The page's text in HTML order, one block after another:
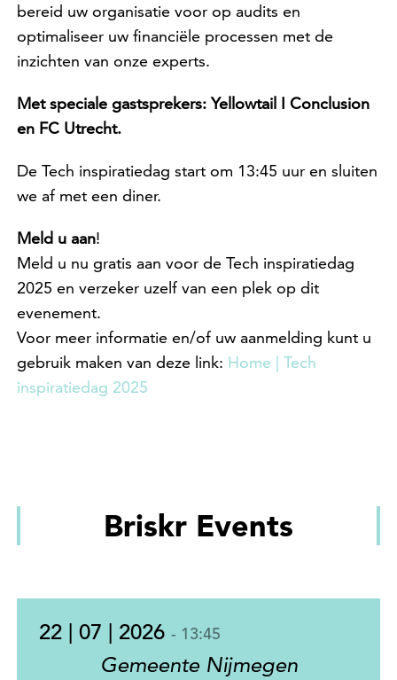
bereid uw organisatie voor op audits en
optimaliseer uw financiële processen met de
inzichten van onze experts.
Met speciale gastsprekers: Yellowtail I Conclusion
en FC Utrecht.
De Tech inspiratiedag start om 13:45 uur en sluiten
we af met een diner.
Meld u aan!
Meld u nu gratis aan voor de Tech inspiratiedag
2025 en verzeker uzelf van een plek op dit
evenement.
Voor meer informatie en/of uw aanmelding kunt u
gebruik maken van deze link: Home | Tech
inspiratiedag 2025
Briskr Events
22 | 07 | 2026 - 13:45
Gemeente Nijmegen